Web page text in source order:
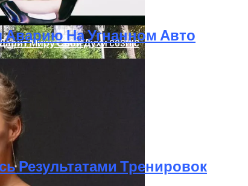
Миру Свои Духи COSMIC
На Угнанном Авто
Результатами Тренировок